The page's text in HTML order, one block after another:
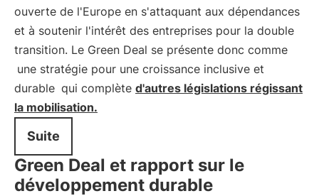
ouverte de l'Europe en s'attaquant aux dépendances
et à soutenir l'intérêt des entreprises pour la double
transition. Le Green Deal se présente donc comme
une stratégie pour une croissance inclusive et
durable qui complète d'autres législations régissant
la mobilisation.
Suite
Green Deal et rapport sur le
développement durable